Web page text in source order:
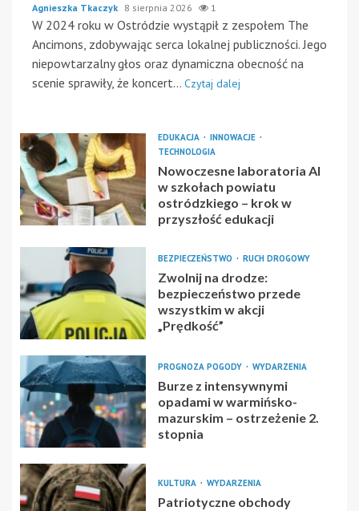
Agnieszka Tkaczyk 8 sierpnia 2026 1
W 2024 roku w Ostródzie wystąpił z zespołem The
Ancimons, zdobywając serca lokalnej publiczności. Jego
niepowtarzalny głos oraz dynamiczna obecność na
scenie sprawiły, że koncert... Czytaj dalej
EDUKACJA
INNOWACJE
TECHNOLOGIA
Nowoczesne laboratoria AI
w szkołach powiatu
ostródzkiego – krok w
przyszłość edukacji
BEZPIECZEŃSTWO RUCH DROGOWY
Zwolnij na drodze:
bezpieczeństwo przede
wszystkim w akcji
„Prędkość”
PROGNOZA POGODY WYDARZENIA
Burze z intensywnymi
opadami w warmińsko-
mazurskim – ostrzeżenie 2.
stopnia
KULTURA WYDARZENIA
Patriotyczne obchody